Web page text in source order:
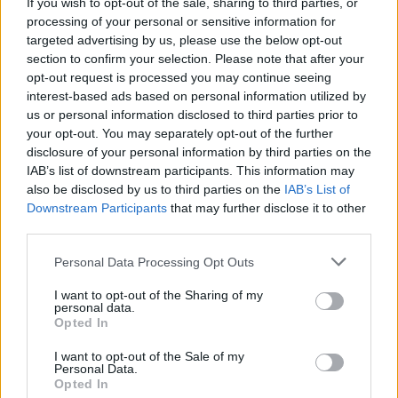
processing of your personal or sensitive information for
targeted advertising by us, please use the below opt-out
section to confirm your selection. Please note that after your
opt-out request is processed you may continue seeing
interest-based ads based on personal information utilized by
us or personal information disclosed to third parties prior to
your opt-out. You may separately opt-out of the further
disclosure of your personal information by third parties on the
IAB’s list of downstream participants. This information may
also be disclosed by us to third parties on the IAB’s List of
Downstream Participants that may further disclose it to other
Personal Data Processing Opt Outs
I want to opt-out of the Sharing of my
personal data.
Opted In
I want to opt-out of the Sale of my
Personal Data.
Opted In
registrato un incremento di più 29 punti, con un tasso
di ricordo dell’ad pari al 38% tra gli individui esposti,
superando di 3 punti il benchmark di settore. Ancora
più significativo il dato sulla Consideration, che ha
mostrato un uplift di più 32 punti grazie al 58% degli
esposti che ricorda il messaggio, posizionando
l’attivazione nel top 15% delle campagne analizzate e
ben al di sopra della media di mercato. “In Matt,
l’innovazione è parte integrante del nostro DNA e si
riflette non solo nello sviluppo dei nostri prodotti per il
benessere, ma anche nelle strategie di comunicazione
che adottiamo. Essere stati il primo brand a
sperimentare l’integrazione dei dati transazionali di
sottolinea la nostra costante attenzione verso le
frontiere più avanzate del digital marketing. Questa
fluido insight online e offline, intercettando il nostro
target con una precisione senza precedenti grazie alla